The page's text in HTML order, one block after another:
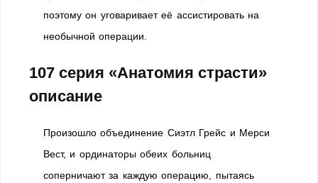
поэтому он уговаривает её ассистировать на
необычной операции.
107 серия «Анатомия страсти»
описание
Произошло объединение Сиэтл Грейс и Мерси
Вест, и ординаторы обеих больниц
соперничают за каждую операцию, пытаясь